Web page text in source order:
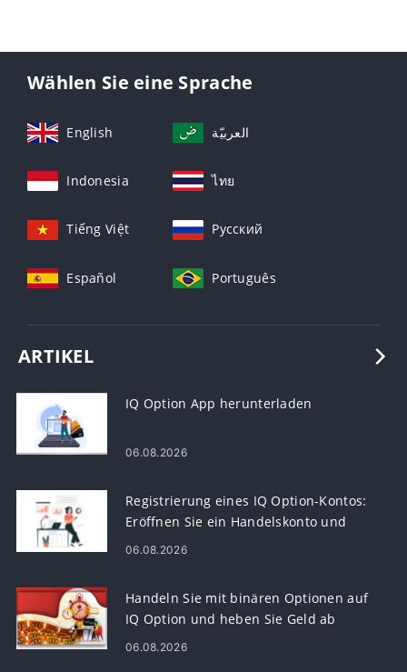
Wählen Sie eine Sprache
English العربيّة
Indonesia ไทย
Tiếng Việt Русский
Español Português
ARTIKEL
IQ Option App herunterladen
06.08.2026
Registrierung eines IQ Option-Kontos:
Eröffnen Sie ein Handelskonto und
registrieren Sie sich
06.08.2026
Handeln Sie mit binären Optionen auf
IQ Option und heben Sie Geld ab
06.08.2026